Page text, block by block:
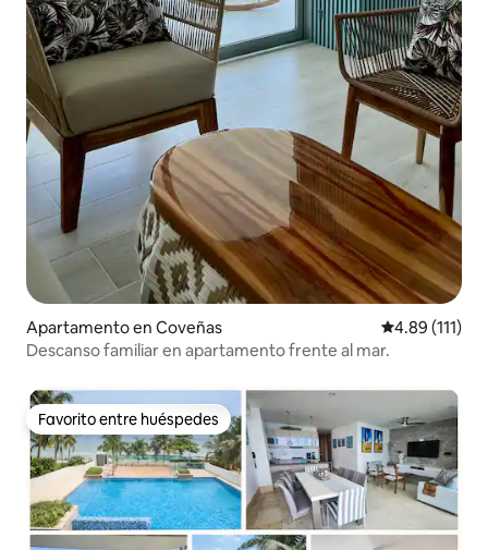
Apartamento en Coveñas Calificación
4.89 (111)
Descanso familiar en apartamento frente al mar.
Favorito entre huéspedes
Favorito entre huéspedes